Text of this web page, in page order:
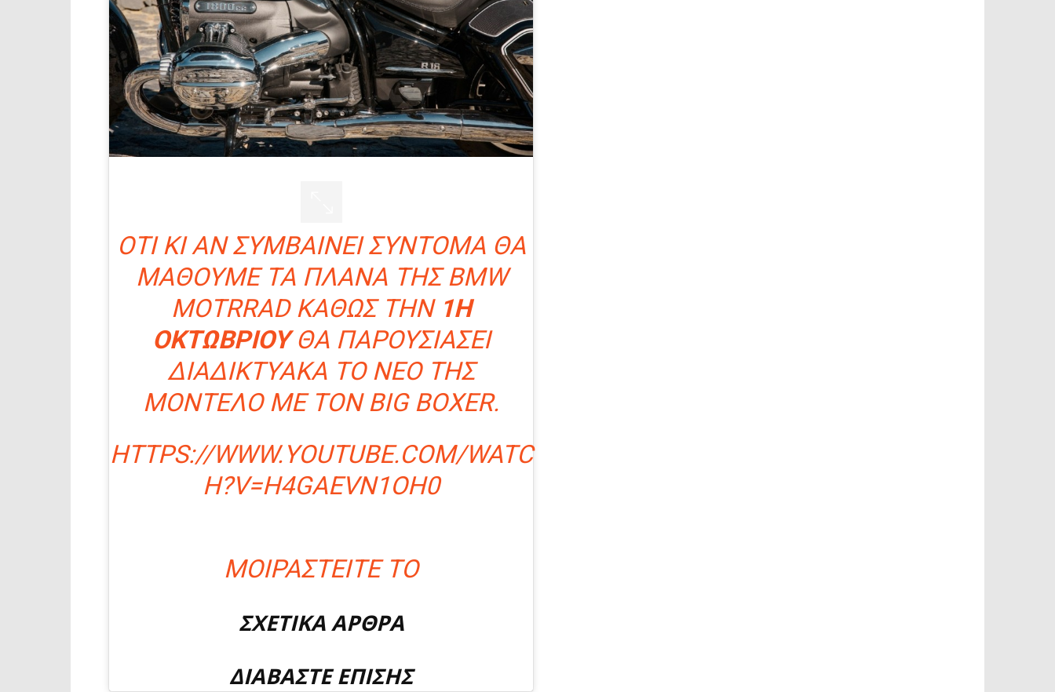
ΌΤΙ ΚΙ ΑΝ ΣΥΜΒΑΊΝΕΙ ΣΎΝΤΟΜΑ ΘΑ
ΜΆΘΟΥΜΕ ΤΑ ΠΛΆΝΑ ΤΗΣ BMW
MOTRRAD ΚΑΘΏΣ ΤΗΝ1Η
ΟΚΤΩΒΡΊΟΥΘΑ ΠΑΡΟΥΣΙΆΣΕΙ
ΔΙΑΔΙΚΤΥΑΚΆ ΤΟ ΝΈΟ ΤΗΣ
ΜΟΝΤΈΛΟ ΜΕ ΤΟΝ BIG BOXER.
HTTPS://WWW.YOUTUBE.COM/WATC
H?V=H4GAEVN1OH0
ΜΟΙΡΑΣΤΕΙΤΕ ΤΟ
ΣΧΕΤΙΚΑ ΑΡΘΡΑ
ΔΙΑΒΑΣΤΕ ΕΠΙΣΗΣ